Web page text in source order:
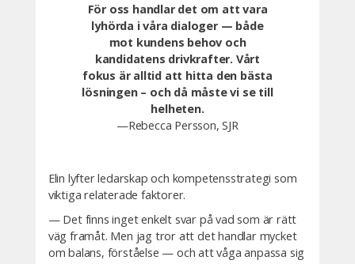
För oss handlar det om att vara
lyhörda i våra dialoger — både
mot kundens behov och
kandidatens drivkrafter. Vårt
fokus är alltid att hitta den bästa
lösningen – och då måste vi se till
helheten.
—Rebecca Persson, SJR
Elin lyfter ledarskap och kompetensstrategi som
viktiga relaterade faktorer.
— Det finns inget enkelt svar på vad som är rätt
väg framåt. Men jag tror att det handlar mycket
om balans, förståelse — och att våga anpassa sig